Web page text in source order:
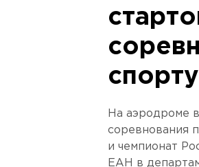
спорту
На аэродроме
соревнования
и чемпионат
ЕАН в